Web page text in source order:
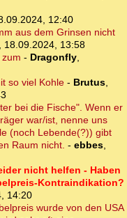
12:40
aus dem Grinsen nicht
, 18.09.2024, 13:58
- Dragonfly,
so viel Kohle- Brutus,
bei die Fische". Wenn er
war/ist, nenne uns
(noch Lebende(?)) gibt
Raum nicht. - ebbes,
nicht helfen - Haben
Kontraindikation?
14:20
wurde von den USA